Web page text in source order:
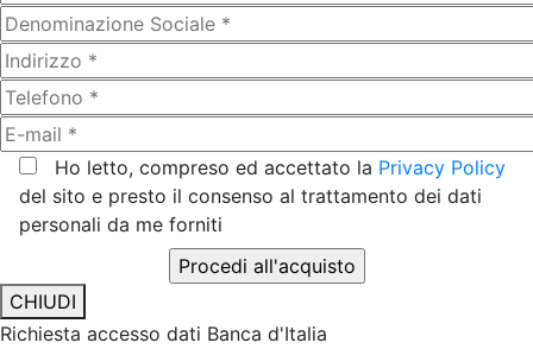
Ho letto, compreso ed accettato la Privacy Policy
del sito e presto il consenso al trattamento dei dati
personali da me forniti
CHIUDI
Richiesta accesso dati Banca d'Italia